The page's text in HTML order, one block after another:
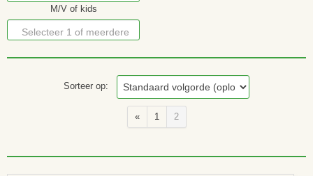
opties
M/V of kids
Selecteer 1 of meerdere
Sorteer op:
« 1 2